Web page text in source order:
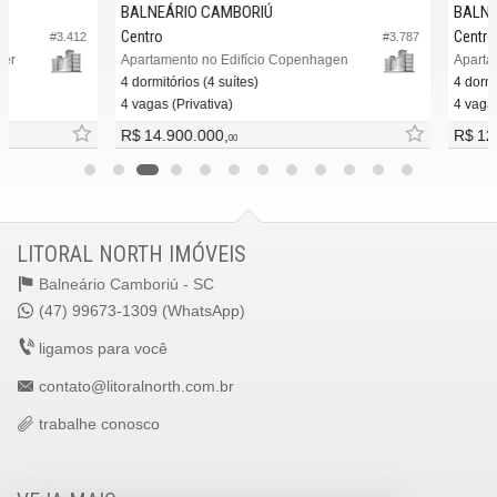
#3.412 #3.787
BALNEÁRIO CAMBORIÚ
Centro
Apartamento no Edifício Copenhagen
4 dormitórios (4 suítes)
4 vagas (Privativa)
R$ 14.900.000,00
Centro
4
4 vagas
R$
LITORAL NORTH IMÓVEIS
Balneário Camboriú - SC
(47) 99673-1309 (WhatsApp)
ligamos para você
contato@litoralnorth.com.br
trabalhe conosco